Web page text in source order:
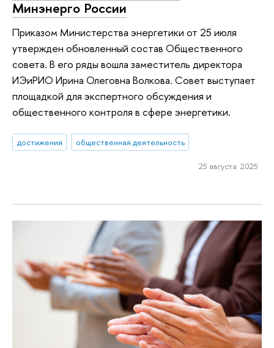
Минэнерго России
Приказом Министерства энергетики от 25 июля
утвержден обновленный состав Общественного
совета. В его ряды вошла заместитель директора
ИЭиРИО Ирина Олеговна Волкова. Совет выступает
площадкой для экспертного обсуждения и
общественного контроля в сфере энергетики.
достижения общественная деятельность
25 августа 2025